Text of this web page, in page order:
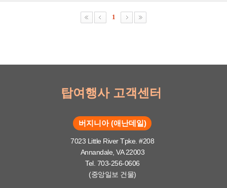
1
탑여행사 고객센터
버지니아 (애난데일)
7023 Little River Tpke. #208
Annandale, VA 22003
Tel. 703-256-0606
(중앙일보 건물)